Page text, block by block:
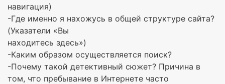
навигация)
-Где именно я нахожусь в общей структуре сайта?
(Указатели «Вы
находитесь здесь»)
-Каким образом осуществляется поиск?
-Почему такой детективный сюжет? Причина в
том, что пребывание в Интернете часто